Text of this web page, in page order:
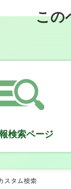
この
検索ページ